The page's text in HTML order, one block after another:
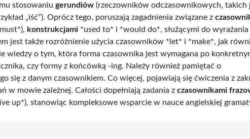
stosowaniu gerundiów (rzeczowników odczasownikowych, takich
„iść”). Oprócz tego, poruszają zagadnienia związane z
konstrukcjami *used to* i *would do*, służącymi do wyrażania
jest także rozróżnienie użycia czasowników *let* i *make*, jak
wiedzy o tym, która forma czasownika jest wymagana po
czy formy z końcówką -ing. Należy również pamiętać o
się z danym czasownikiem. Co więcej, pojawiają się ćwiczenia z
w mowie zależnej. Całości dopełniają zadania z czasownikami
up*), stanowiąc kompleksowe wsparcie w nauce angielskiej